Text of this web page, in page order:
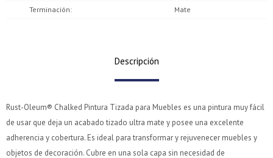
Terminación
Mate
Descripción
Rust-Oleum® Chalked Pintura Tizada para Muebles es una pintura muy fácil
de usar que deja un acabado tizado ultra mate y posee una excelente
adherencia y cobertura. Es ideal para transformar y rejuvenecer muebles y
objetos de decoración. Cubre en una sola capa sin necesidad de
Comprá ahora y Pagá
Después, hasta en 12
cuotas y sin tocar tu
tarjeta de crédito
Comprá en 3 cuotas sin recargo o hasta en 12
Verifica si estás calificado para comprar con Pago
Después:
Cédula de identidad
Estás calificado para comprar usando Pago Después.
Ups!
Comprá ahora y Pagá
Después, hasta en 12
cuotas y sin tocar tu
tarjeta de crédito
Comprá en 3 cuotas sin recargo o hasta en 12
Verifica si estás calificado para comprar con Pago
Después:
Cédula de identidad
Estás calificado para comprar usando Pago Después.
Ups!